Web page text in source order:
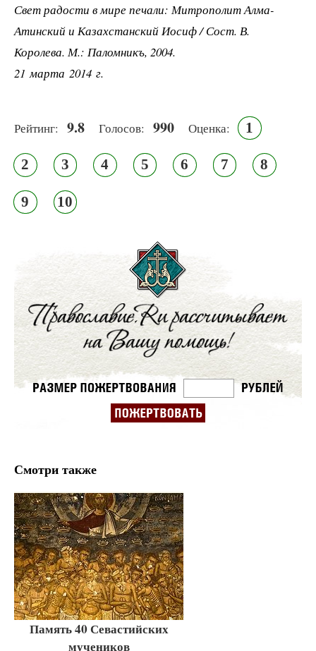
Свет радости в мире печали: Митрополит Алма-
Атинский и Казахстанский Иосиф / Сост. В.
Королева. М.: Паломникъ, 2004.
21 марта 2014 г.
Рейтинг: 9.8 Голосов: 990 Оценка: 1
2 3 4 5 6 7 8
9 10
Смотри также
Память 40 Севастийских
мучеников